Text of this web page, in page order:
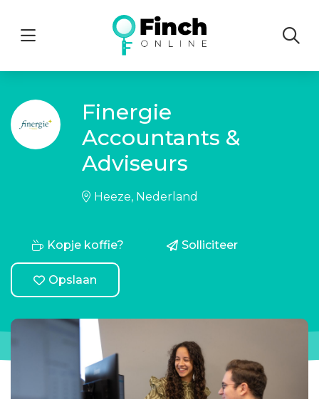
Menu
Finergie
Accountants &
Adviseurs
Heeze, Nederland
Opslaan
Kopje koffie? Solliciteer